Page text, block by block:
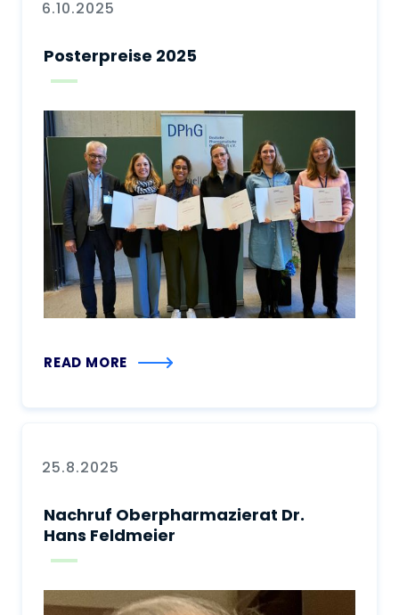
6.10.2025
Posterpreise 2025
READ MORE
25.8.2025
Nachruf Oberpharmazierat Dr.
Hans Feldmeier